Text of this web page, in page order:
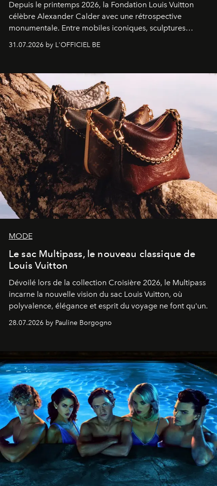
Depuis le printemps 2026, la Fondation Louis Vuitton
célèbre Alexander Calder avec une rétrospective
monumentale. Entre mobiles iconiques, sculptures
monumentales et poésie du mouvement, l'artiste
américain investit les espaces imaginés par Frank Gehry
sculpture.
31.07.2026 by L'OFFICIEL BE
MODE
Le sac Multipass, le nouveau classique de
Louis Vuitton
Dévoilé lors de la collection Croisière 2026, le Multipass
incarne la nouvelle vision du sac Louis Vuitton, où
polyvalence, élégance et esprit du voyage ne font qu'un.
28.07.2026 by Pauline Borgogno